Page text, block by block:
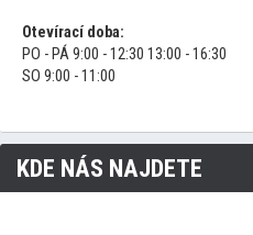
Otevírací doba:
PO - PÁ 9:00 - 12:30 13:00 - 16:30
SO 9:00 - 11:00
KDE NÁS NAJDETE